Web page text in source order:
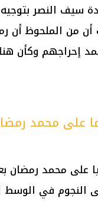
سيف النصر
أن من الملحوظ أن
إحراجهم وكأن
على محمد
على محمد رمضان
في الوسط